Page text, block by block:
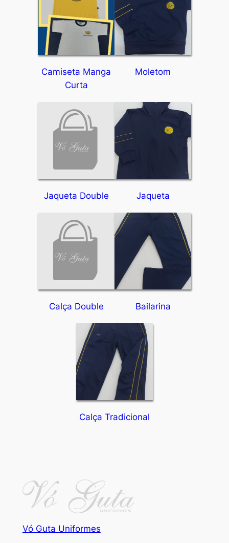
Camiseta Manga
Curta
Moletom
Jaqueta Double Jaqueta
Calça Double Bailarina
Calça Tradicional
Vó Guta Uniformes